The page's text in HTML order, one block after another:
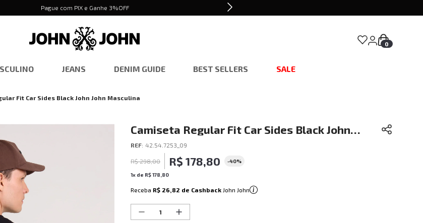
Pague com PIX e Ganhe 3%OFF
0
JEANS DENIM GUIDE BEST SELLERS SALE
Fit Car Sides Black John John Masculina
Camiseta Regular Fit Car Sides Black John
John Masculina
REF: 42.54.7253_09
R$ 298,00 R$ 178,80 -40%
1x de R$178 80
Receba R$ 26,82 de Cashback John John